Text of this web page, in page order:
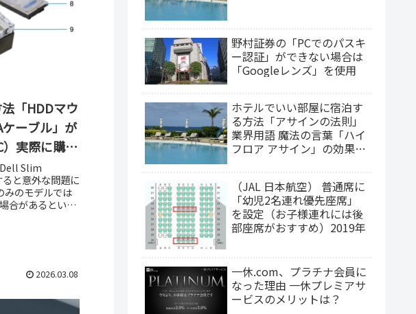
「HDDマウ
ケーブル」が
実際に購入
Slim
と意外な問題に
みのモデルでは
合があるという
2026.03.08
野村証券の「PCでのパスキ
ー認証」ができない場合は
「Googleレンズ」を使用
ホテルでいい部屋に宿泊す
る方法「アサインの法則」
業界用語 魔法の言葉「ハイ
フロア アサイン」の効果
（JAL 日本航空） 普通席に
「幼児2名連れ優先座席」
を設定（お子様連れには後
部座席がおすすめ）2019年
一休.com、プラチナ会員に
なった理由 一休プレミアサ
ービスのメリットは？